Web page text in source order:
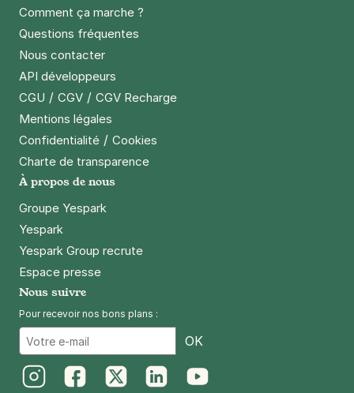
(13 avis)
3 €/heure,23 €/jour,74 €/semaine
Réserver
+ Abonnements disponibles
4 €/heure,29 €/jour,76 €/semaine
+ Abonnements disponibles
Comment ça marche ?
Questions fréquentes
Nous contacter
API développeurs
CGU / CGV / CGV Recharge
Mentions légales
Confidentialité / Cookies
Charte de transparence
À propos de nous
Groupe Yespark
Yespark
Yespark Group recrute
Espace presse
Nous suivre
Pour recevoir nos bons plans :
OK